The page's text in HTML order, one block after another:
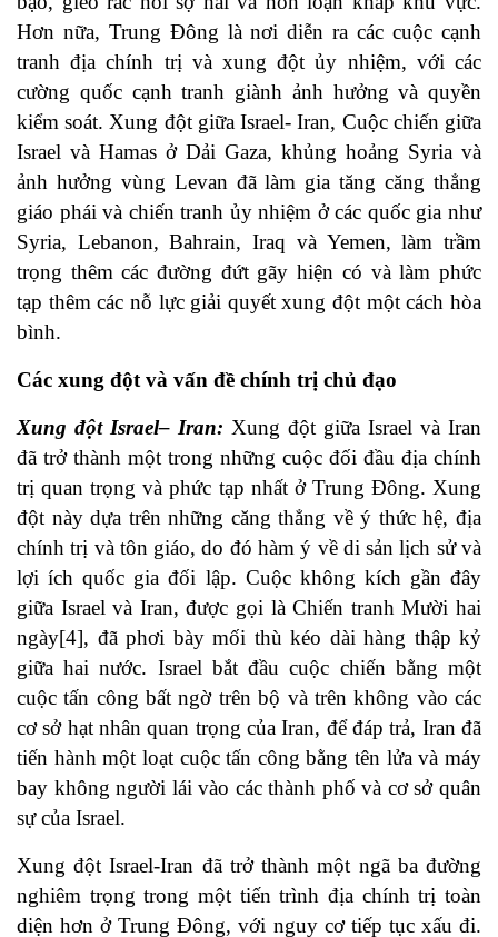
Hơn nữa, Trung Đông là nơi diễn ra các cuộc cạnh
tranh địa chính trị và xung đột ủy nhiệm, với các
cường quốc cạnh tranh giành ảnh hưởng và quyền
kiểm soát. Xung đột giữa Israel- Iran, Cuộc chiến giữa
Israel và Hamas ở Dải Gaza, khủng hoảng Syria và
ảnh hưởng vùng Levan đã làm gia tăng căng thẳng
giáo phái và chiến tranh ủy nhiệm ở các quốc gia như
Syria, Lebanon, Bahrain, Iraq và Yemen, làm trầm
trọng thêm các đường đứt gãy hiện có và làm phức
tạp thêm các nỗ lực giải quyết xung đột một cách hòa
bình.
Các xung đột và vấn đề chính trị chủ đạo
Xung đột Israel– Iran: Xung đột giữa Israel và Iran
đã trở thành một trong những cuộc đối đầu địa chính
trị quan trọng và phức tạp nhất ở Trung Đông. Xung
đột này dựa trên những căng thẳng về ý thức hệ, địa
chính trị và tôn giáo, do đó hàm ý về di sản lịch sử và
lợi ích quốc gia đối lập. Cuộc không kích gần đây
giữa Israel và Iran, được gọi là Chiến tranh Mười hai
ngày[4], đã phơi bày mối thù kéo dài hàng thập kỷ
giữa hai nước. Israel bắt đầu cuộc chiến bằng một
cuộc tấn công bất ngờ trên bộ và trên không vào các
cơ sở hạt nhân quan trọng của Iran, để đáp trả, Iran đã
tiến hành một loạt cuộc tấn công bằng tên lửa và máy
bay không người lái vào các thành phố và cơ sở quân
sự của Israel.
Xung đột Israel-Iran đã trở thành một ngã ba đường
nghiêm trọng trong một tiến trình địa chính trị toàn
diện hơn ở Trung Đông, với nguy cơ tiếp tục xấu đi.